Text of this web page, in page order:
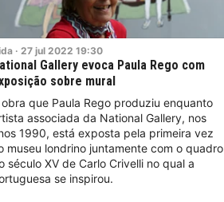
· 27 jul 2022 19:30
Gallery evoca Paula Rego com
sobre mural
obra que Paula Rego produziu enquanto
associada da National Gallery, nos
1990, está exposta pela primeira vez
museu londrino juntamente com o quadro
século XV de Carlo Crivelli no qual a
se inspirou.